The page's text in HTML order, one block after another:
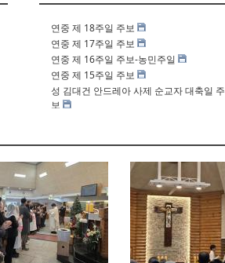
연중 제 18주일 주보
연중 제 17주일 주보
연중 제 16주일 주보-농민주일
연중 제 15주일 주보
성 김대건 안드레아 사제 순교자 대축일 주
보